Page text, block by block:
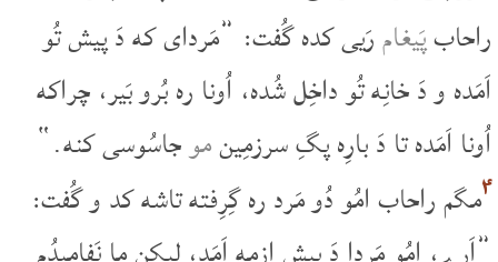
راحابپَیغامرَیی کده گُفت: ”مَردای که دَ پیش تُو
اَمَده و دَ خانِه تُو داخِل شُده، اُونا ره بُرو بَیر، چراکه
اُونا اَمَده تا دَ بارِه پگِ سرزمِینموجاسُوسی کنه.“
۴مگم راحاب امُو دُو مَرد ره گِرِفته تاشه کد و گُفت: